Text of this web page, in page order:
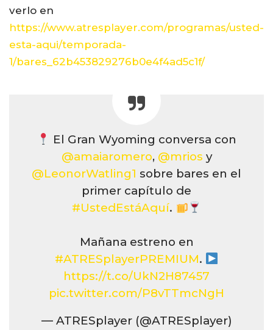
verlo en
https://www.atresplayer.com/programas/usted-
esta-aqui/temporada-
1/bares_62b453829276b0e4f4ad5c1f/
El Gran Wyoming conversa con
@amaiaromero, @mrios y
@LeonorWatling1 sobre bares en el
primer capítulo de
#UstedEstáAquí.
Mañana estreno en
#ATRESplayerPREMIUM.
https://t.co/UkN2H87457
pic.twitter.com/P8vTTmcNgH
— ATRESplayer (@ATRESplayer)